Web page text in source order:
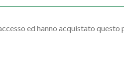
ed hanno acquistato